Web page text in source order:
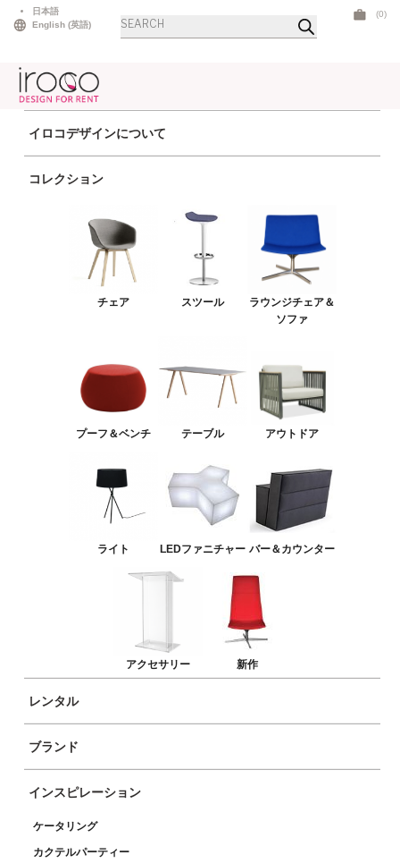
日本語
English (英語)
商
品
(0)
イロコデザインについて
コレクション
チェア スツール
ラウンジチェア＆
ソファ
プーフ＆ベンチ テーブル アウトドア
ライト LEDファニチャー バー＆カウンター
アクセサリー 新作
レンタル
ブランド
インスピレーション
ケータリング
カクテルパーティー
ラウンジチェア＆ソファ
LEDファニチャー
商品イメージ